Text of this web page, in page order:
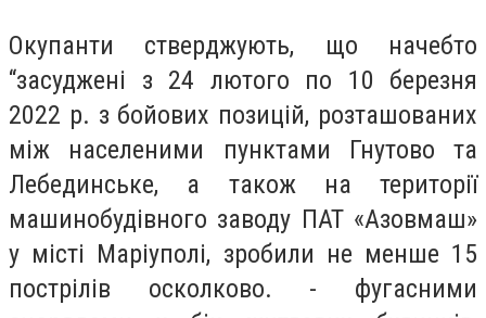
Окупанти стверджують, що начебто
“засуджені з 24 лютого по 10 березня
2022 р. з бойових позицій, розташованих
між населеними пунктами Гнутово та
Лебединське, а також на території
машинобудівного заводу ПАТ «Азовмаш»
у місті Маріуполі, зробили не менше 15
пострілів осколково. - фугасними